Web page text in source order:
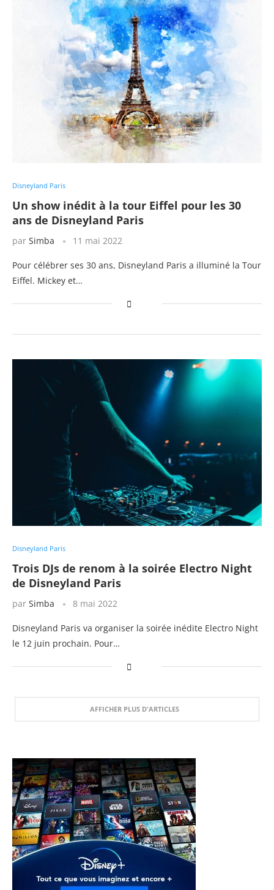
Disneyland Paris
Un show inédit à la tour Eiffel pour les 30
ans de Disneyland Paris
par Simba 11 mai 2022
Pour célébrer ses 30 ans, Disneyland Paris a illuminé la Tour
Eiffel. Mickey et…
Disneyland Paris
Trois DJs de renom à la soirée Electro Night
de Disneyland Paris
par Simba 8 mai 2022
Disneyland Paris va organiser la soirée inédite Electro Night
le 12 juin prochain. Pour…
AFFICHER PLUS D'ARTICLES